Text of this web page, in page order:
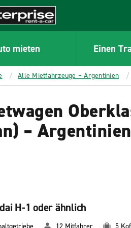
mieten Einen
Alle Mietfahrzeuge – Argentinien
– Argentinien
H-1 oder ähnlich
12 Mitfahrer 5